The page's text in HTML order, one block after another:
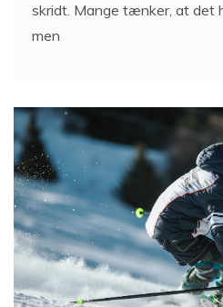
skridt. Mange tænker, at det
men